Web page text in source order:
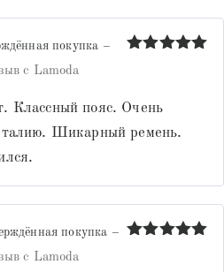
покупка –
с Lamoda
Классный пояс. Очень
Шикарный ремень.
покупка –
с Lamoda